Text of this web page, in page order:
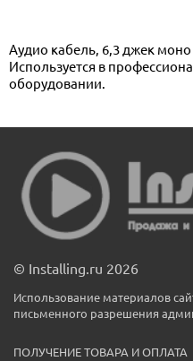
Аудио кабель, 6,3 джек моно
Используется в
оборудовании.
© Installing.ru 2026
Использование материалов
письменного разрешения
ПОЛУЧЕНИЕ ТОВАРА И ОПЛАТА